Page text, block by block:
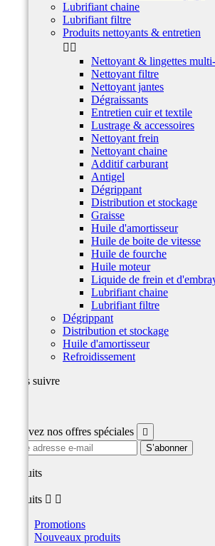
Lubrifiant chaine
Lubrifiant filtre
Produits nettoyants & entretien
 
Nettoyant & lingettes
Nettoyant filtre
Nettoyant jantes
Dégraissants
Entretien cuir et textile
Lustrage & accessoires
Nettoyant frein
Nettoyant chaine
Additif carburant
Antigel
Dégrippant
Distribution et stockage
Graisse
Huile d'amortisseur
Huile de boite de vitesse
Huile de fourche
Huile moteur
Liquide de frein et
Lubrifiant chaine
Lubrifiant filtre
Dégrippant
Distribution et stockage
Huile d'amortisseur
Refroidissement
Nous suivre
Recevez nos offres spéciales 
produits
produits  
Promotions
Nouveaux produits